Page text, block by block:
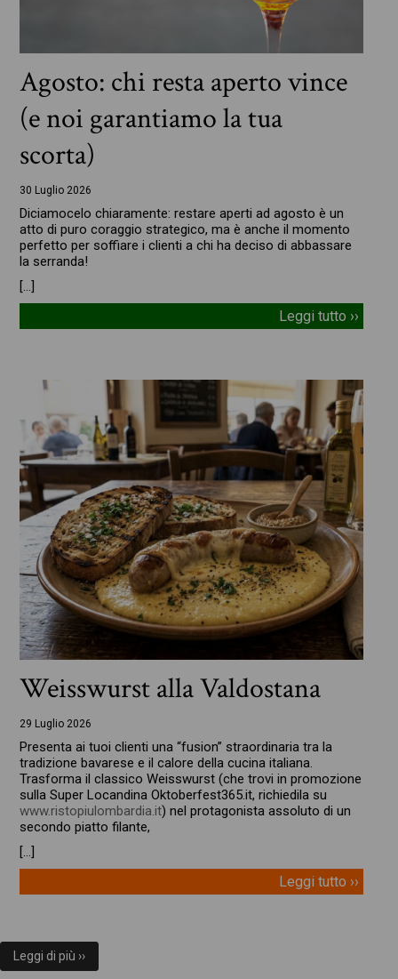
Agosto: chi resta aperto vince
(e noi garantiamo la tua
scorta)
30 Luglio 2026
Diciamocelo chiaramente: restare aperti ad agosto è un
atto di puro coraggio strategico, ma è anche il momento
perfetto per soffiare i clienti a chi ha deciso di abbassare
la serranda!
[…]
Leggi tutto ››
Weisswurst alla Valdostana
29 Luglio 2026
Presenta ai tuoi clienti una “fusion” straordinaria tra la
tradizione bavarese e il calore della cucina italiana.
Trasforma il classico Weisswurst (che trovi in promozione
sulla Super Locandina Oktoberfest365.it, richiedila su
www.ristopiulombardia.it) nel protagonista assoluto di un
secondo piatto filante,
[…]
Leggi tutto ››
Leggi di più ››